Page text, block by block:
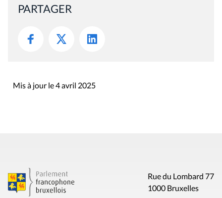
PARTAGER
Mis à jour le 4 avril 2025
Rue du Lombard 77
1000 Bruxelles